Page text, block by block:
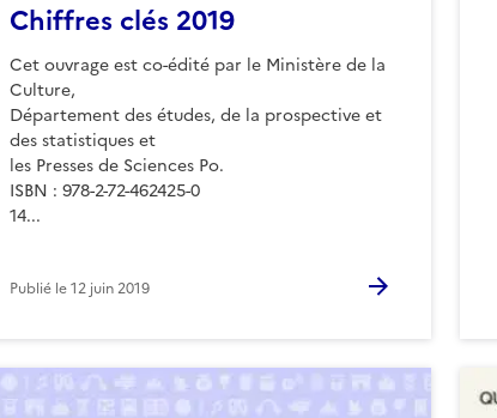
Chiffres clés 2019
Cet ouvrage est co-édité par le Ministère de la
Culture,
Département des études, de la prospective et
des statistiques et
les Presses de Sciences Po.
ISBN : 978-2-72-462425-0
14...
Publié le12 juin 2019